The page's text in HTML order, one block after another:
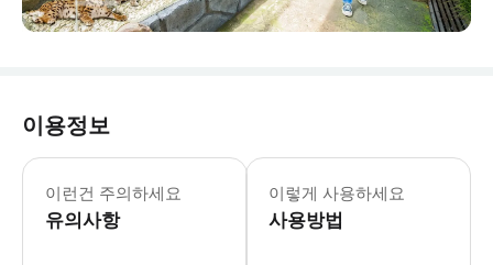
이용정보
이런건 주의하세요
유의사항
주중, 주말, 성수기 티켓은 요금이 다
이렇게 사용하세요
사용방법